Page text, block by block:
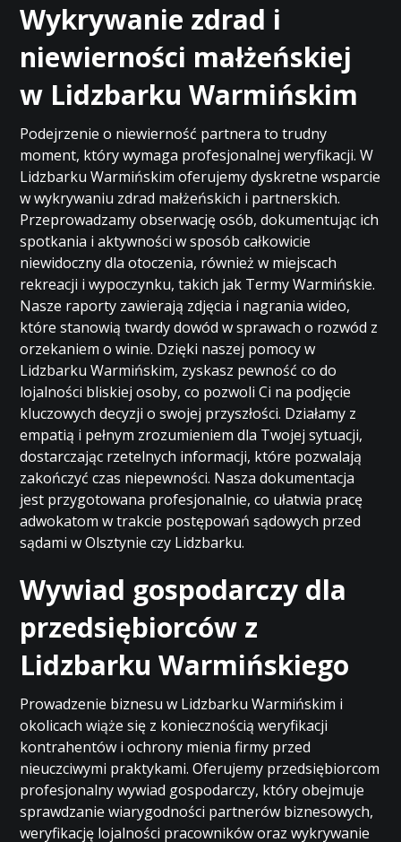
Wykrywanie zdrad i
niewierności małżeńskiej
w Lidzbarku Warmińskim
Podejrzenie o niewierność partnera to trudny
moment, który wymaga profesjonalnej weryfikacji. W
Lidzbarku Warmińskim oferujemy dyskretne wsparcie
w wykrywaniu zdrad małżeńskich i partnerskich.
Przeprowadzamy obserwację osób, dokumentując ich
spotkania i aktywności w sposób całkowicie
niewidoczny dla otoczenia, również w miejscach
rekreacji i wypoczynku, takich jak Termy Warmińskie.
Nasze raporty zawierają zdjęcia i nagrania wideo,
które stanowią twardy dowód w sprawach o rozwód z
orzekaniem o winie. Dzięki naszej pomocy w
Lidzbarku Warmińskim, zyskasz pewność co do
lojalności bliskiej osoby, co pozwoli Ci na podjęcie
kluczowych decyzji o swojej przyszłości. Działamy z
empatią i pełnym zrozumieniem dla Twojej sytuacji,
dostarczając rzetelnych informacji, które pozwalają
zakończyć czas niepewności. Nasza dokumentacja
jest przygotowana profesjonalnie, co ułatwia pracę
adwokatom w trakcie postępowań sądowych przed
sądami w Olsztynie czy Lidzbarku.
Wywiad gospodarczy dla
przedsiębiorców z
Lidzbarku Warmińskiego
Prowadzenie biznesu w Lidzbarku Warmińskim i
okolicach wiąże się z koniecznością weryfikacji
kontrahentów i ochrony mienia firmy przed
nieuczciwymi praktykami. Oferujemy przedsiębiorcom
profesjonalny wywiad gospodarczy, który obejmuje
sprawdzanie wiarygodności partnerów biznesowych,
weryfikację lojalności pracowników oraz wykrywanie